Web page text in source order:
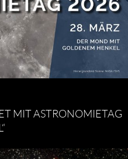
MIT ASTRONOMIETAG